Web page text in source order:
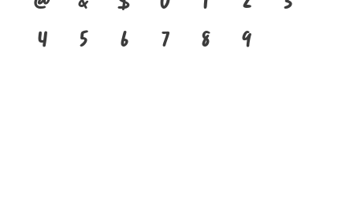
4
5 6 7 8 9